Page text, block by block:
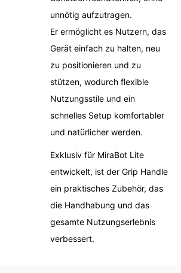
unnötig aufzutragen.
Er ermöglicht es Nutzern, das
Gerät einfach zu halten, neu
zu positionieren und zu
stützen, wodurch flexible
Nutzungsstile und ein
schnelles Setup komfortabler
und natürlicher werden.
Exklusiv für MiraBot Lite
entwickelt, ist der Grip Handle
ein praktisches Zubehör, das
die Handhabung und das
gesamte Nutzungserlebnis
verbessert.